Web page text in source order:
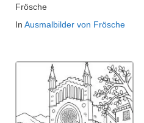
Frösche
In Ausmalbilder von Frösche